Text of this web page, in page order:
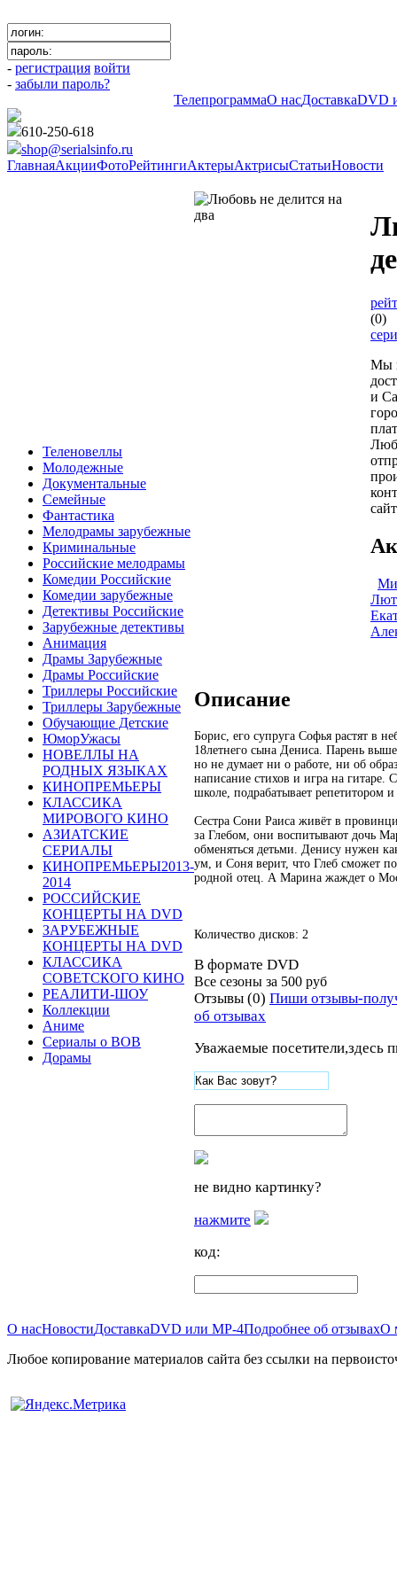
- регистрация войти
- забыли пароль?
ТелепрограммаО насДоставкаDVD
610-250-618
shop@serialsinfo.ru
ГлавнаяАкцииФотоРейтингиАктерыАктрисыСтатьиНовости
Теленовеллы
Молодежные
Документальные
Семейные
Фантастика
Мелодрамы зарубежные
Криминальные
Российские мелодрамы
Комедии Российские
Комедии зарубежные
Детективы Российские
Зарубежные детективы
Анимация
Драмы Зарубежные
Драмы Российские
Триллеры Российские
Триллеры Зарубежные
Обучающие Детские
ЮморУжасы
НОВЕЛЛЫ НА
РОДНЫХ ЯЗЫКАХ
КИНОПРЕМЬЕРЫ
КЛАССИКА
МИРОВОГО КИНО
АЗИАТСКИЕ
СЕРИАЛЫ
КИНОПРЕМЬЕРЫ2013-
2014
РОССИЙСКИЕ
КОНЦЕРТЫ НА DVD
ЗАРУБЕЖНЫЕ
КОНЦЕРТЫ НА DVD
КЛАССИКА
СОВЕТСКОГО КИНО
РЕАЛИТИ-ШОУ
Коллекции
Аниме
Сериалы о ВОВ
Дорамы
(0)
Мы
и
Описание
Борис, его супруга Софья растят в
18летнего сына Дениса. Парень
но не думает ни о работе, ни об
написание стихов и игра на гитаре.
школе, подрабатывает репетитором
Сестра Сони Раиса живёт в
за Глебом, они воспитывают дочь
обменяться детьми. Денису нужен
ум, и Соня верит, что Глеб сможет
родной отец. А Марина жаждет о
Количество дисков: 2
В формате DVD
Все сезоны за 500 руб
Отзывы (0) Пиши отзывы-
об отзывах
Уважаемые посетители,здесь
не видно картинку?
нажмите
код:
О насНовостиДоставкаDVD или MP-4Подробнее об отзывахО
Любое копирование материалов сайта без ссылки на